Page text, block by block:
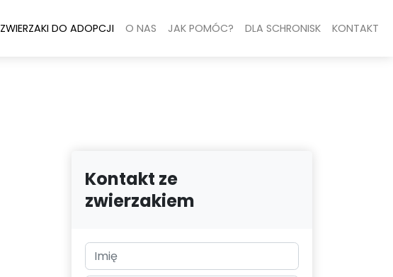
ZWIERZAKI DO ADOPCJI O NAS JAK POMÓC? DLA SCHRONISK KONTAKT
Kontakt ze
zwierzakiem